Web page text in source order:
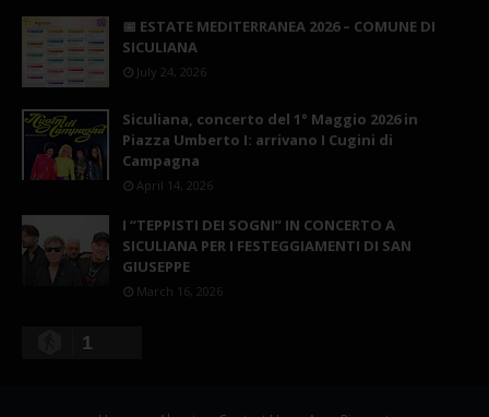
📅 ESTATE MEDITERRANEA 2026 – COMUNE DI
SICULIANA
July 24, 2026
Siculiana, concerto del 1° Maggio 2026 in
Piazza Umberto I: arrivano I Cugini di
Campagna
April 14, 2026
I “TEPPISTI DEI SOGNI” IN CONCERTO A
SICULIANA PER I FESTEGGIAMENTI DI SAN
GIUSEPPE
March 16, 2026
1